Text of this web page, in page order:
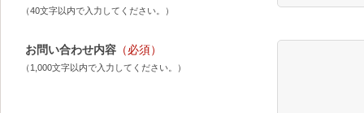
（40文字以内で入力してください。）
お問い合わせ内容 （必須）
（1,000文字以内で入力してください。）